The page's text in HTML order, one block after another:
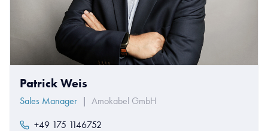
Patrick Weis
Sales Manager | Amokabel GmbH
+49 175 1146752